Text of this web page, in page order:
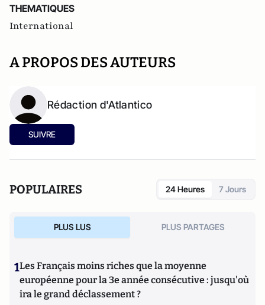
THEMATIQUES
International
A PROPOS DES AUTEURS
Rédaction d'Atlantico
SUIVRE
POPULAIRES 24 Heures 7 Jours
PLUS LUS PLUS PARTAGES
1Les Français moins riches que la moyenne
européenne pour la 3e année consécutive : jusqu'où
ira le grand déclassement ?